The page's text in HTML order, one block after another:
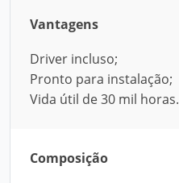
Vantagens
Driver incluso;
Pronto para instalação;
Vida útil de 30 mil horas.
Composição